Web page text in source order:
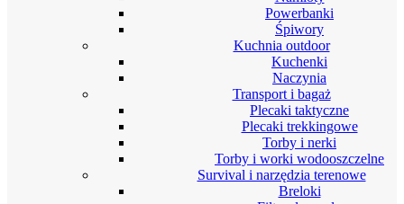
Powerbanki
Śpiwory
Kuchnia outdoor
Kuchenki
Naczynia
Transport i bagaż
Plecaki taktyczne
Plecaki trekkingowe
Torby i nerki
Torby i worki wodooszczelne
Survival i narzędzia terenowe
Breloki